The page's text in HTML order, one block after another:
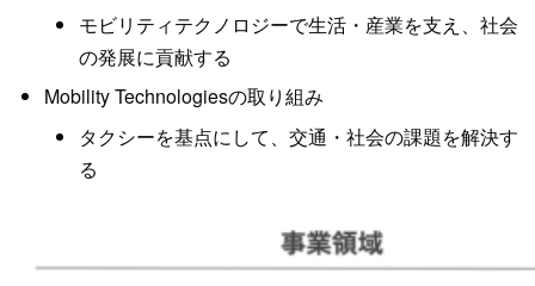
モビリティテクノロジーで生活・産業を支え、社会
の発展に貢献する
Mobility Technologiesの取り組み
タクシーを基点にして、交通・社会の課題を解決す
る